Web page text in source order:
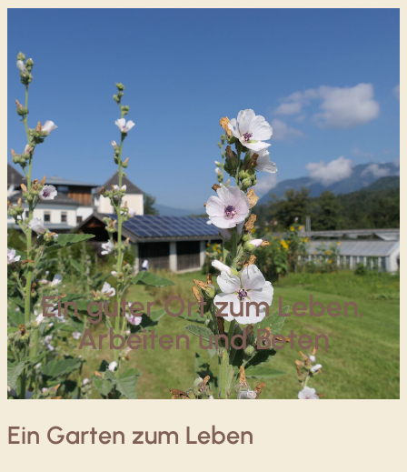
Ein guter Ort zum Leben,
Arbeiten und Beten
Ein Garten zum Leben